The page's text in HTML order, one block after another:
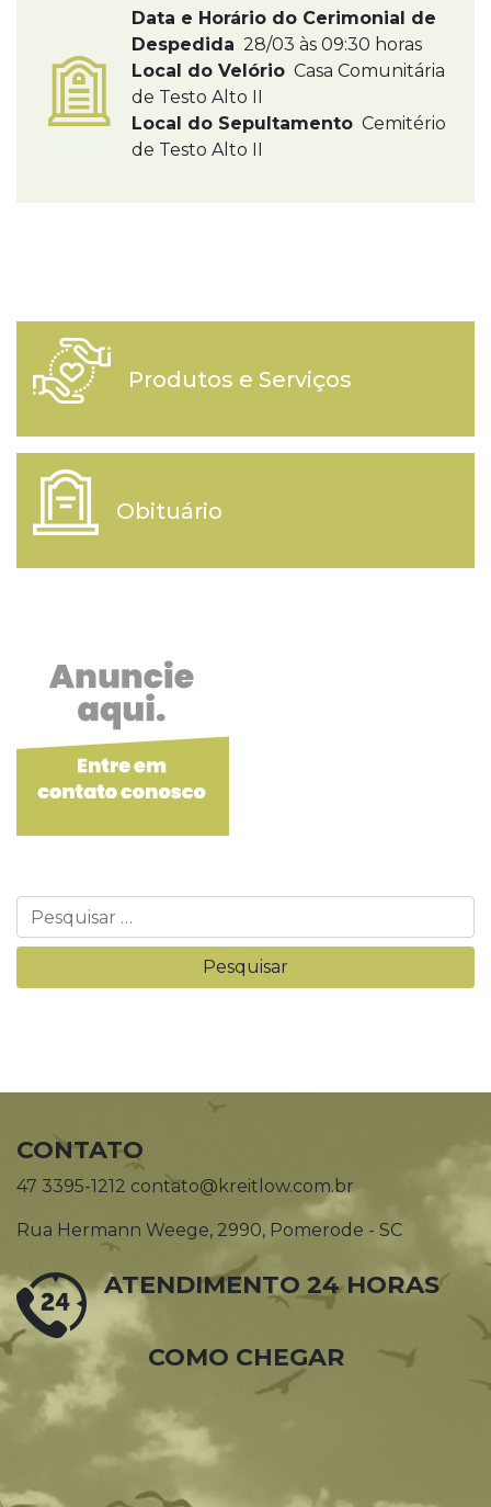
Data e Horário do Cerimonial de
Despedida 28/03 às 09:30 horas
Local do Velório Casa Comunitária
de Testo Alto II
Local do Sepultamento Cemitério
de Testo Alto II
Produtos e Serviços
Obituário
CONTATO
47 3395-1212 contato@kreitlow.com.br
Rua Hermann Weege, 2990, Pomerode - SC
ATENDIMENTO 24 HORAS
COMO CHEGAR